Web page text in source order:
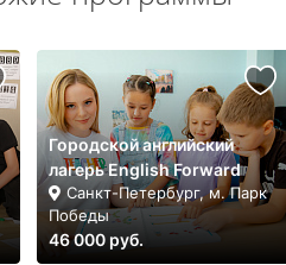
Городской английский
лагерь English Forward
Санкт-Петербург, м. Парк
Победы
46 000 руб.